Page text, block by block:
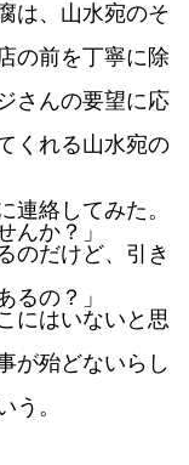
は、山水宛のそ
の前を丁寧に除
さんの要望に応
くれる山水宛の
連絡してみた。
んか？」
のだけど、引き
るの？」
にはいないと思
が殆どないらし
う。